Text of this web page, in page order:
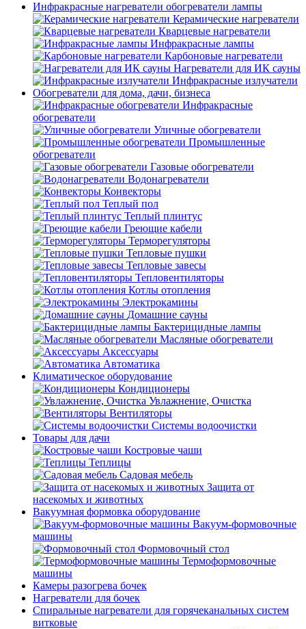
Инфракрасные нагреватели обогреватели лампы
Керамические нагреватели
Кварцевые нагреватели
Инфракрасные лампы
Карбоновые нагреватели
Нагреватели для ИК сауны
Инфракрасные излучатели
Обогреватели для дома, дачи, бизнеса
Инфракрасные
обогреватели
Уличные обогреватели
Промышленные
обогреватели
Газовые обогреватели
Водонагреватели
Конвекторы
Теплый пол
Теплый плинтус
Греющие кабели
Терморегуляторы
Тепловые пушки
Тепловые завесы
Тепловентиляторы
Котлы отопления
Электрокамины
Домашние сауны
Бактерицидные лампы
Масляные обогреватели
Аксессуары
Автоматика
Климатическое оборудование
Кондиционеры
Увлажнение, Очистка
Вентиляторы
Системы водоочистки
Товары для дачи
Костровые чаши
Теплицы
Садовая мебель
Защита от
насекомых и животных
Вакуумная формовка оборудование
Вакуум-формовочные
машины
Формовочный стол
Термоформовочные
машины
Камеры разогрева бочек
Нагреватели для бочек
Спиральные нагреватели для горячеканальных систем
витковые